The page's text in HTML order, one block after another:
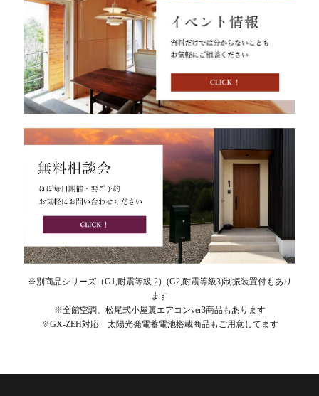
※別商品シリーズ（G1,耐震等級 2）(G2,耐震等級3)制振装置付もあり
ます
※全館空調、松尾式小屋裏エアコンver3商品もあります
※GX-ZEH対応 太陽光発電蓄電池搭載商品もご用意してます